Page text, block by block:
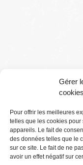
Gérer
cookies
Pour offrir les meilleures
telles que les cookies
appareils. Le fait de
des données telles que le
sur ce site. Le fait de ne
avoir un effet négatif sur
Mentions légales